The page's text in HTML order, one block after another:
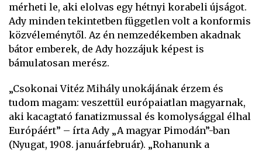
mérheti le, aki elolvas egy hétnyi korabeli újságot.
Ady minden tekintetben független volt a konformis
közvéleménytől. Az én nemzedékemben akadnak
bátor emberek, de Ady hozzájuk képest is
bámulatosan merész.
„Csokonai Vitéz Mihály unokájának érzem és
tudom magam: veszettül európaiatlan magyarnak,
aki kacagtató fanatizmussal és komolysággal élhal
Európáért” – írta Ady „A magyar Pimodán”-ban
(Nyugat, 1908. januárfebruár). „Rohanunk a